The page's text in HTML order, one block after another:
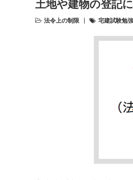
土地や建物の登記
法令上の制限 宅建試験勉強